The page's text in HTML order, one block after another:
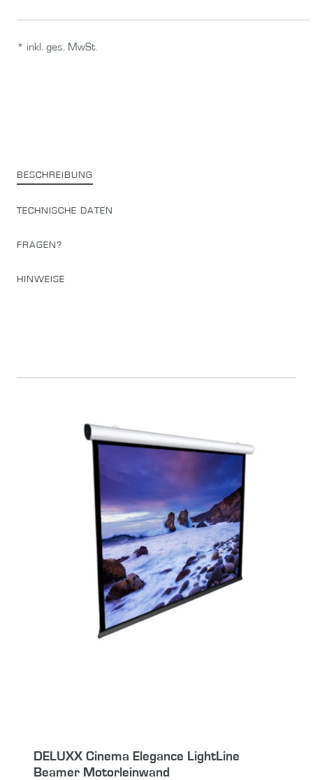
* inkl. ges. MwSt.
BESCHREIBUNG
TECHNISCHE DATEN
FRAGEN?
HINWEISE
DELUXX Cinema Elegance LightLine
Beamer Motorleinwand